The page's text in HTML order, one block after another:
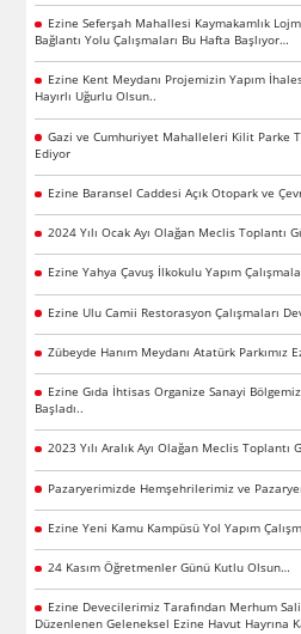
Ezine Seferşah Mahallesi Kaymakamlık
Bağlantı Yolu Çalışmaları Bu Hafta Başlıyor…
Ezine Kent Meydanı Projemizin Yapım
Hayırlı Uğurlu Olsun..
Gazi ve Cumhuriyet Mahalleleri Kilit Parke
Ediyor
Ezine Baransel Caddesi Açık Otopark ve
2024 Yılı Ocak Ayı Olağan Meclis Toplantı
Ezine Yahya Çavuş İlkokulu Yapım
Ezine Ulu Camii Restorasyon Çalışmaları
Zübeyde Hanım Meydanı Atatürk Parkımız
Ezine Gıda İhtisas Organize Sanayi
Başladı..
2023 Yılı Aralık Ayı Olağan Meclis Toplantı
Pazaryerimizde Hemşehrilerimiz ve
Ezine Yeni Kamu Kampüsü Yol Yapım
24 Kasım Öğretmenler Günü Kutlu Olsun…
Ezine Devecilerimiz Tarafından Merhum
Düzenlenen Geleneksel Ezine Havut Hayrına